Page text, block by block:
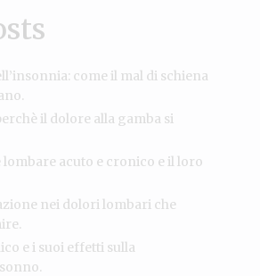
come il mal di schiena
il dolore alla gamba si
acuto e cronico e il loro
nei dolori lombari che
e i suoi effetti sulla